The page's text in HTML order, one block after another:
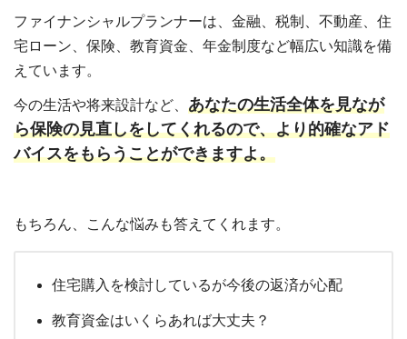
ファイナンシャルプランナーは、 金融、税制、不動産、住
宅ローン、保険、教育資金、年金制度など幅広い知識を備
えています。
今の生活や将来設計など、 あなたの生活全体を見なが
ら保険の見直しをしてくれるので、より的確なアド
バイスをもらうことができますよ。
もちろん、こんな悩みも答えてくれます。
住宅購入を検討しているが今後の返済が心配
教育資金はいくらあれば大丈夫？